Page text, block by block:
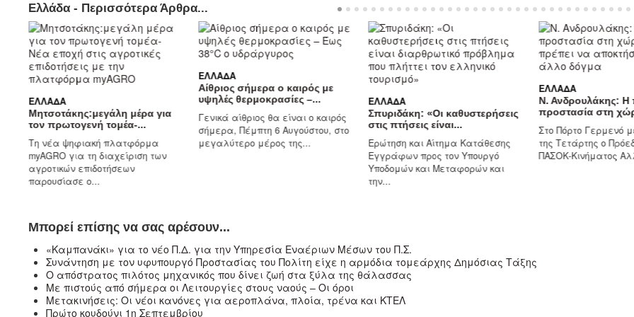
Ελλάδα - Περισσότερα Άρθρα...
ΕΛΛΆΔΑ
Μητσοτάκης:μεγάλη μέρα για
τον πρωτογενή τομέα-...
Τη νέα ψηφιακή πλατφόρμα
myAGRO για τη διαχείριση των
αγροτικών επιδοτήσεων
παρουσίασε ο...
ΕΛΛΆΔΑ
Αίθριος σήμερα ο καιρός με
υψηλές θερμοκρασίες –...
Γενικά αίθριος θα είναι ο καιρός
σήμερα, Πέμπτη 6 Αυγούστου, στο
μεγαλύτερο μέρος της...
ΕΛΛΆΔΑ
Σπυριδάκη: «Οι καθυστερήσεις
στις πτήσεις είναι...
Ερώτηση και Αίτημα Κατάθεσης
Εγγράφων προς τον Υπουργό
Υποδομών και Μεταφορών και
την...
ΕΛΛΆΔΑ
Ν. Ανδρουλάκης: Η
προστασία στη
Στο Πόρτο Γερμενό
της Τετάρτης ο
ΠΑΣΟΚ-Κινήματος
Μπορεί επίσης να σας αρέσουν...
«Καμπανάκι» για το νέο Π.Δ. για την Υπηρεσία Εναέριων Μέσων του Π.Σ.
Συνάντηση με τον υφυπουργό Προστασίας του Πολίτη είχε η αρμόδια τομεάρχης Δημόσιας Τάξης
Ο απόστρατος πιλότος μηχανικός που δίνει ζωή στα ξύλα της θάλασσας
Με πιστούς από σήμερα οι Λειτουργίες στους ναούς – Oι όροι
Μετακινήσεις: Οι νέοι κανόνες για αεροπλάνα, πλοία, τρένα και ΚΤΕΛ
Πρώτο κουδούνι 1η Σεπτεμβρίου